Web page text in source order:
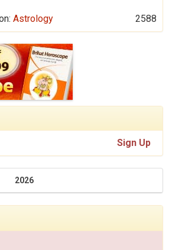
Astrology 2588
Sign Up
2026